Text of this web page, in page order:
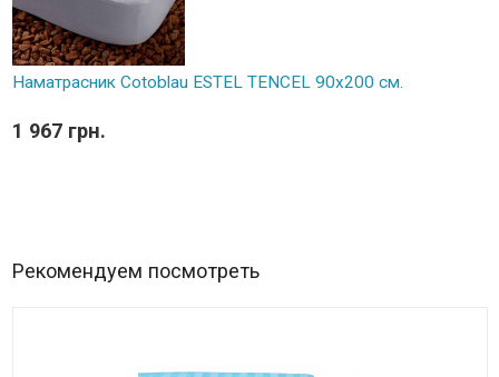
Наматрасник Cotoblau ESTEL TENCEL 90х200 см.
1 967 грн.
Рекомендуем посмотреть